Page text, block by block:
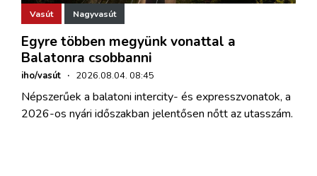
Vasút Nagyvasút
Egyre többen megyünk vonattal a
Balatonra csobbanni
iho/vasút · 2026.08.04. 08:45
Népszerűek a balatoni intercity- és expresszvonatok, a
2026-os nyári időszakban jelentősen nőtt az utasszám.